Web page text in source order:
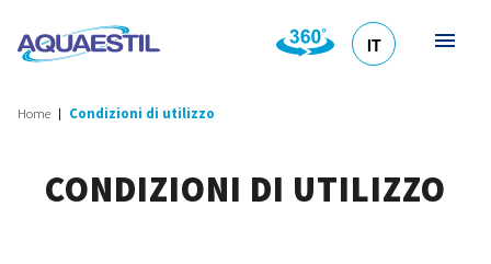
IT
Home Condizioni di utilizzo
CONDIZIONI DI UTILIZZO